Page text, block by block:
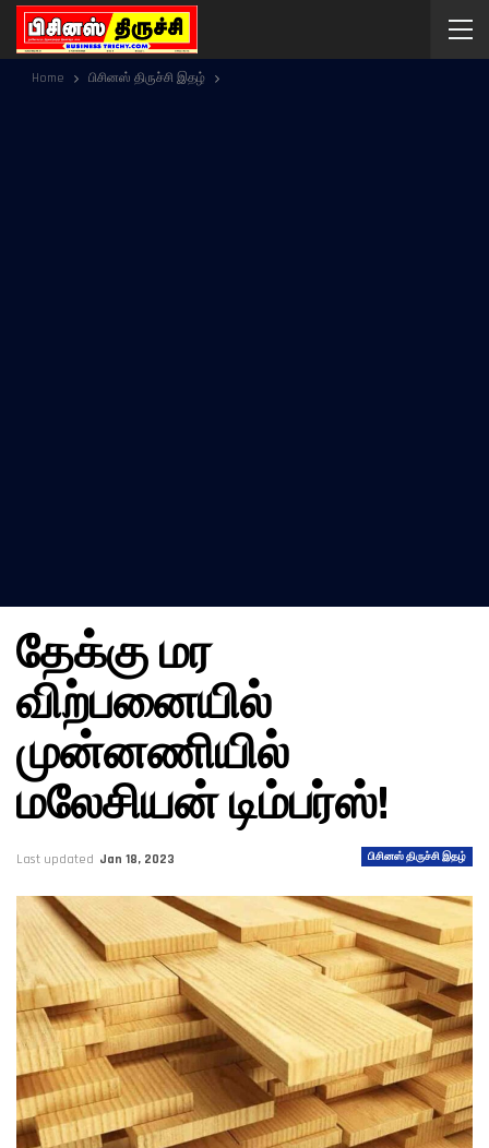
Home பிசினஸ் திருச்சி இதழ்
தேக்கு மர
விற்பனையில்
முன்னணியில்
மலேசியன் டிம்பர்ஸ்!
பிசினஸ் திருச்சி இதழ்
Last updated Jan 18, 2023